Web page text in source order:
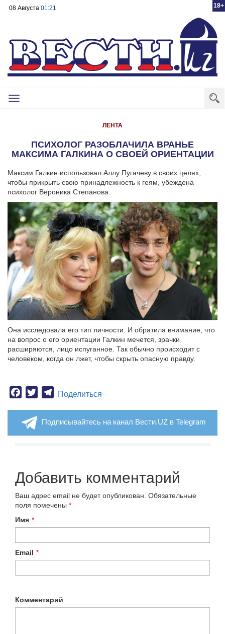
18+
08 Августа 01:21
Toggle
ЛЕНТА
ПСИХОЛОГ РАЗОБЛАЧИЛА ВРАНЬЕ
МАКСИМА ГАЛКИНА О СВОЕЙ ОРИЕНТАЦИИ
Максим Галкин использовал Аллу Пугачеву в своих целях,
чтобы прикрыть свою принадлежность к геям, убеждена
психолог Вероника Степанова.
Она исследовала его тип личности. И обратила внимание, что
на вопрос о его ориентации Галкин мечется, зрачки
расширяются, лицо испуганное. Так обычно происходит с
человеком, когда он лжет, чтобы скрыть опасную правду.
Facebook
TwitterTelegram
Поделиться
Подписывайтесь на канал Вести.UZ в Telegram
Добавить комментарий
Ваш адрес email не будет опубликован. Обязательные
поля помечены *
Имя *
Email *
Комментарий